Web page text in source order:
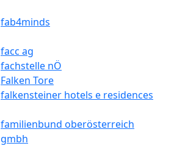
fab4minds
facc ag
fachstelle nÖ
Falken Tore
falkensteiner hotels e residences
familienbund oberösterreich
gmbh